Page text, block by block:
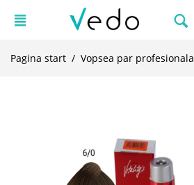
Pagina start / Vopsea par profesionala